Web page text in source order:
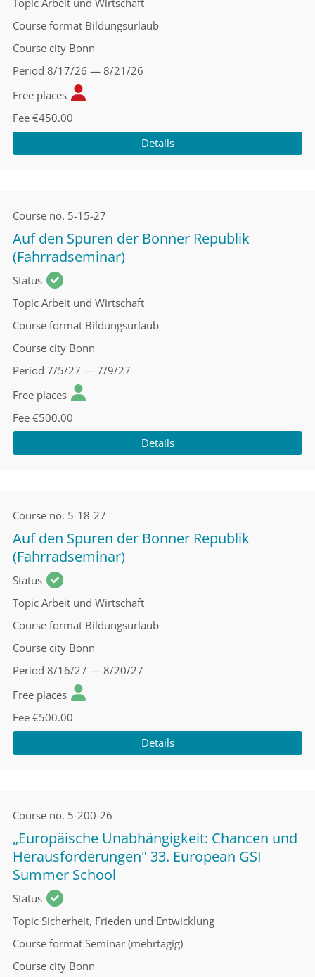
Topic Arbeit und Wirtschaft
Course format Bildungsurlaub
Course city Bonn
Period 8/17/26 — 8/21/26
Free places
Fee €450.00
Details
Course no. 5-15-27
Auf den Spuren der Bonner Republik
(Fahrradseminar)
Status
Topic Arbeit und Wirtschaft
Course format Bildungsurlaub
Course city Bonn
Period 7/5/27 — 7/9/27
Free places
Fee €500.00
Details
Course no. 5-18-27
Auf den Spuren der Bonner Republik
(Fahrradseminar)
Status
Topic Arbeit und Wirtschaft
Course format Bildungsurlaub
Course city Bonn
Period 8/16/27 — 8/20/27
Free places
Fee €500.00
Details
Course no. 5-200-26
„Europäische Unabhängigkeit: Chancen und
Herausforderungen" 33. European GSI
Summer School
Status
Topic Sicherheit, Frieden und Entwicklung
Course format Seminar (mehrtägig)
Course city Bonn